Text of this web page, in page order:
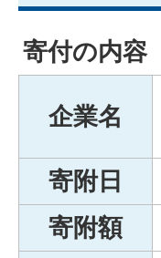
寄付の内容
企業名
寄附日
寄附額